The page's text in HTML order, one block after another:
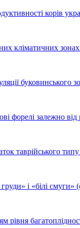
корів
кліматичних
буковинського
форелі залежно від
таврійського
і «білі смуги»
рівня